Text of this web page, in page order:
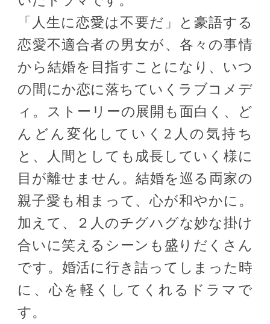
「人生に恋愛は不要だ」と豪語する
恋愛不適合者の男女が、各々の事情
から結婚を目指すことになり、いつ
の間にか恋に落ちていくラブコメデ
ィ。ストーリーの展開も面白く、ど
んどん変化していく2人の気持ち
と、人間としても成長していく様に
目が離せません。結婚を巡る両家の
親子愛も相まって、心が和やかに。
加えて、２人のチグハグな妙な掛け
合いに笑えるシーンも盛りだくさん
です。婚活に行き詰ってしまった時
に、心を軽くしてくれるドラマで
す。